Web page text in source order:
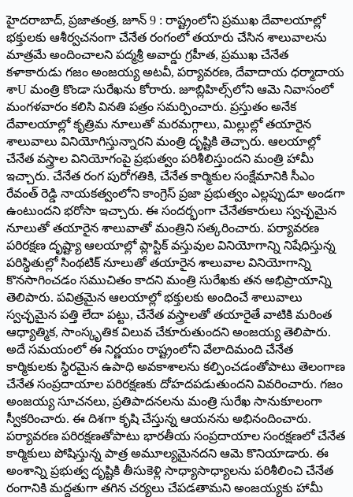
హైదరాబాద్, ప్రజాతంత్ర, జూన్ 9 : రాష్ట్రంలోని ప్రముఖ దేవాలయాల్లో
భక్తులకు ఆశీర్వచనంగా చేనేత రంగంలో తయారు చేసిన శాలువాలను
మాత్రమే అందించాలని పద్మశ్రీ అవార్డు గ్రహీత, ప్రముఖ చేనేత
కళాకారుడు గజం అంజయ్య అటవీ, పర్యావరణ, దేవాదాయ ధర్మాదాయ
శాU మంత్రి కొండా సురేఖను కోరారు. జూబ్లిహిల్స్‌లోని ఆమె నివాసంలో
మంగళవారం కలిసి వినతి పత్రం సమర్పించారు. ప్రస్తుతం అనేక
దేవాలయాల్లో కృత్రిమ నూలుతో మరమగ్గాలు, మిల్లుల్లో తయారైన
శాలువాలు వినియోగిస్తున్నారని మంత్రి దృష్టికి తెచ్చారు. ఆలయాల్లో
చేనేత వస్త్రాల వినియోగంపై ప్రభుత్వం పరిశీలిస్తుందని మంత్రి హామీ
ఇచ్చారు. చేనేత రంగ పురోగతికి, చేనేత కార్మికుల సంక్షేమానికి సీఎం
రేవంత్ రెడ్డి నాయకత్వంలోని కాంగ్రెస్ ప్రజా ప్రభుత్వం ఎల్లప్పుడూ అండగా
ఉంటుందని భరోసా ఇచ్చారు. ఈ సందర్భంగా చేనేతకారులు స్వచ్ఛమైన
నూలుతో తయారైన శాలువాతో మంత్రిని సత్కరించారు. పర్యావరణ
పరిరక్షణ దృష్ట్యా ఆలయాల్లో ప్లాస్టిక్ వస్తువుల వినియోగాన్ని నిషేధిస్తున్న
పరిస్థితుల్లో సింథటిక్ నూలుతో తయారైన శాలువాల వినియోగాన్ని
కొనసాగించడం సముచితం కాదని మంత్రి సురేఖకు తన అభిప్రాయాన్ని
తెలిపారు. పవిత్రమైన ఆలయాల్లో భక్తులకు అందించే శాలువాలు
స్వచ్ఛమైన పత్తి లేదా పట్టు, చేనేత వస్త్రాలతో తయారైతే వాటికి మరింత
ఆధ్యాత్మిక, సాంస్కృతిక విలువ చేకూరుతుందని అంజయ్య తెలిపారు.
అదే సమయంలో ఈ నిర్ణయం రాష్ట్రంలోని వేలాదిమంది చేనేత
కార్మికులకు స్థిరమైన ఉపాధి అవకాశాలను కల్పించడంతోపాటు తెలంగాణ
చేనేత సంప్రదాయాల పరిరక్షణకు దోహదపడుతుందని వివరించారు. గజం
అంజయ్య సూచనలు, ప్రతిపాదనలను మంత్రి సురేఖ సానుకూలంగా
స్వీకరించారు. ఈ దిశగా కృషి చేస్తున్న ఆయనను అభినందించారు.
పర్యావరణ పరిరక్షణతోపాటు భారతీయ సంప్రదాయాల సంరక్షణలో చేనేత
కార్మికులు పోషిస్తున్న పాత్ర అమూల్యమైనదని ఆమె కొనియాడారు. ఈ
అంశాన్ని ప్రభుత్వ దృష్టికి తీసుకెళ్లి సాధ్యాసాధ్యాలను పరిశీలించి చేనేత
రంగానికి మద్దతుగా తగిన చర్యలు చేపడతామని అంజయ్యకు హామీ